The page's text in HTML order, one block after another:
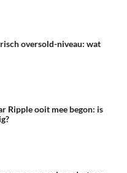
oversold-niveau: wat
Ripple ooit mee begon: is